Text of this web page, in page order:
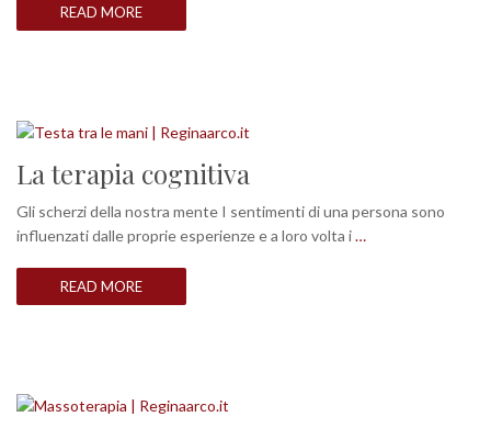
READ MORE
La terapia cognitiva
Gli scherzi della nostra mente I sentimenti di una persona sono
influenzati dalle proprie esperienze e a loro volta i…
READ MORE